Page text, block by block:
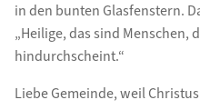
in den bunten Glasfenstern.
„Heilige, das sind Menschen,
hindurchscheint.“
Liebe Gemeinde, weil